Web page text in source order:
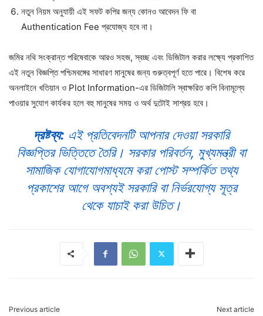
নতুন নিয়ম অনুযায়ী এই সফট কপির জন্য কোনও আবেদন ফি বা
Authentication Fee প্রযোজ্য হবে না।
জমির নথি সংক্রান্ত পরিষেবাকে আরও সহজ, স্বচ্ছ এবং ডিজিটাল করার লক্ষ্যে প্রকাশিত
এই নতুন বিজ্ঞপ্তি পশ্চিমবঙ্গের সাধারণ মানুষের জন্য গুরুত্বপূর্ণ হতে পারে। বিশেষ করে
অনলাইনে খতিয়ান ও Plot Information-এর ডিজিটালি স্বাক্ষরিত কপি বিনামূল্যে
পাওয়ার সুযোগ কার্যকর হলে বহু মানুষের সময় ও অর্থ দুটোই সাশ্রয় হবে।
দ্রষ্টব্য: এই প্রতিবেদনটি আপনার দেওয়া সরকারি
বিজ্ঞপ্তির ভিত্তিতে তৈরি। সরকার পরিবর্তন, মুখ্যমন্ত্রী বা
সামাজিক যোগাযোগমাধ্যমে করা পোস্ট সম্পর্কিত তথ্য
প্রকাশের আগে অবশ্যই সরকারি বা নির্ভরযোগ্য সূত্র
থেকে যাচাই করা উচিত।
Previous article Next article